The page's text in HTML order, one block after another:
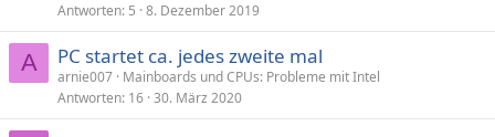
Antworten 5 8. Dezember 2019
A PC startet ca. jedes zweite mal
arnie007 Mainboards und CPUs: Probleme mit Intel
Antworten 16 30. März 2020